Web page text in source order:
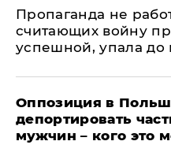
​Пропаганда не
считающих войну
успешной, упала
Оппозиция в
депортировать
мужчин – кого это